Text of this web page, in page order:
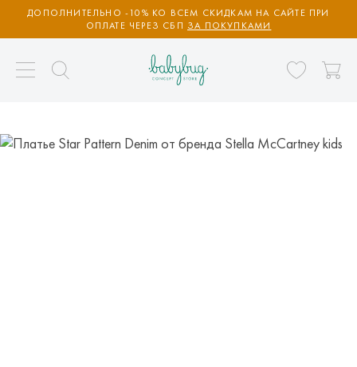
ДОПОЛНИТЕЛЬНО -10% КО ВСЕМ СКИДКАМ НА САЙТЕ ПРИ
ОПЛАТЕ ЧЕРЕЗ СБП ЗА ПОКУПКАМИ